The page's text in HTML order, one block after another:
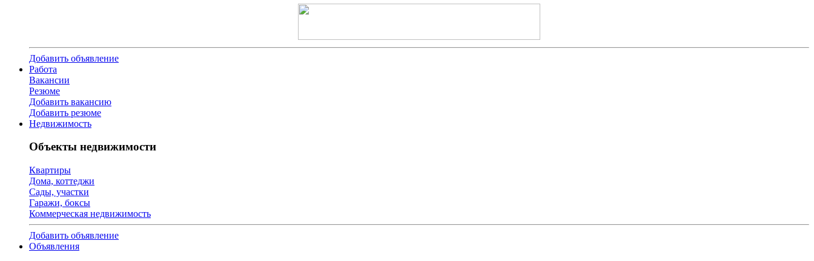
Добавить объявление
Работа
Вакансии
Резюме
Добавить вакансию
Добавить резюме
Недвижимость
Объекты недвижимости
Квартиры
Дома, коттеджи
Сады, участки
Гаражи, боксы
Коммерческая недвижимость
Добавить объявление
Объявления